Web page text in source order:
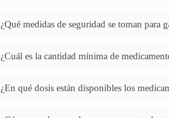
¿Qué medidas de seguridad se toman para
¿Cuál es la cantidad mínima de
¿En qué dosis están disponibles los